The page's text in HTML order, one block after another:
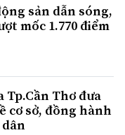
sản dẫn sóng,
mốc 1.770 điểm
Tp.Cần Thơ đưa
cơ sở, đồng hành